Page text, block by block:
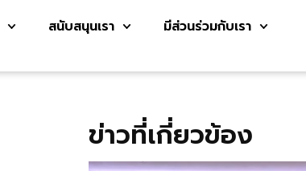
สนับสนุนเรา มีส่วนร่วมกับเรา
ข่าวที่เกี่ยวข้อง